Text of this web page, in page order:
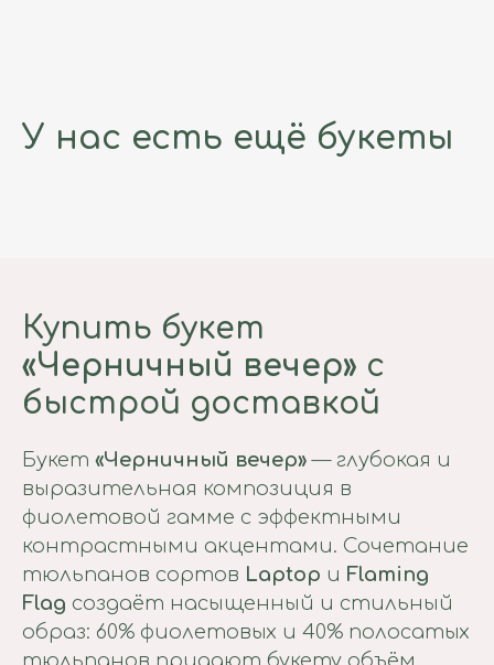
У нас есть ещё букеты
Купить букет
«Черничный вечер» с
быстрой доставкой
Букет «Черничный вечер» — глубокая и
выразительная композиция в
фиолетовой гамме с эффектными
контрастными акцентами. Сочетание
тюльпанов сортов Laptop и Flaming
Flag создаёт насыщенный и стильный
образ: 60% фиолетовых и 40% полосатых
тюльпанов придают букету объём,